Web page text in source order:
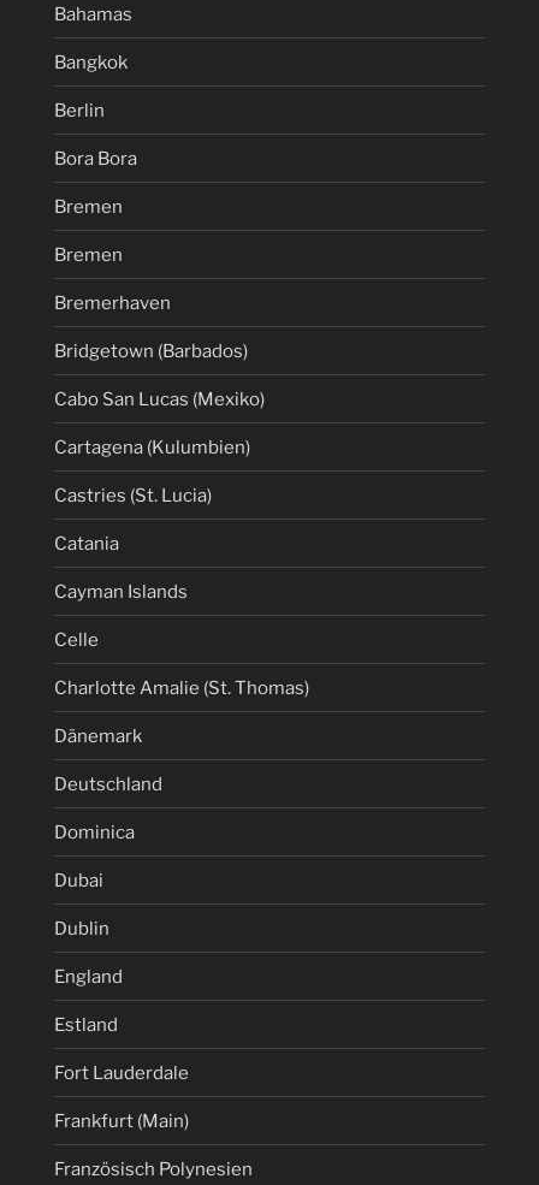
Bahamas
Bangkok
Berlin
Bora Bora
Bremen
Bremen
Bremerhaven
Bridgetown (Barbados)
Cabo San Lucas (Mexiko)
Cartagena (Kulumbien)
Castries (St. Lucia)
Catania
Cayman Islands
Celle
Charlotte Amalie (St. Thomas)
Dänemark
Deutschland
Dominica
Dubai
Dublin
England
Estland
Fort Lauderdale
Frankfurt (Main)
Französisch Polynesien